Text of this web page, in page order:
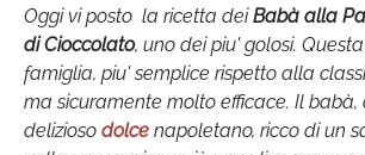
Oggi vi posto la ricetta deiBabà alla
di Cioccolato, uno dei piu' golosi.
famiglia, piu' semplice rispetto alla
ma sicuramente molto efficace. Il babà,
delizioso dolce napoletano, ricco di un